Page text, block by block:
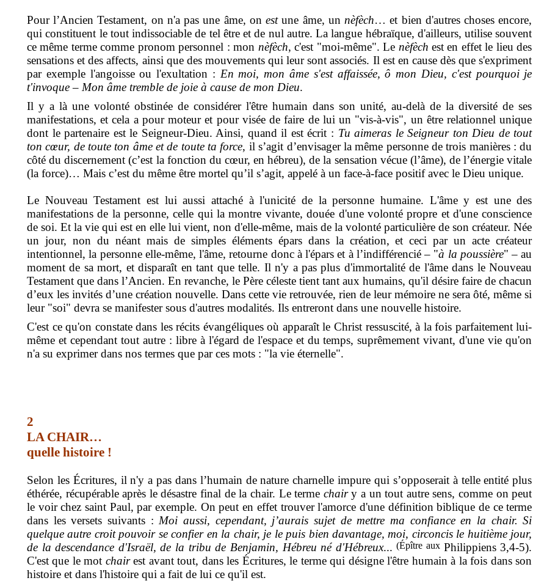
Pour l’Ancien Testament, on n'a pas une âme, onestune âme, un nèfèch… et bien d'autres choses encore,
qui constituent le tout indissociable de tel être et de nul autre. La langue hébraïque, d'ailleurs, utilise souvent
ce même terme comme pronom personnel : mon nèfèch, c'est "moi-même". Le nèfèch est en effet le lieu des
sensations et des affects, ainsi que des mouvements qui leur sont associés. Il est en cause dès que s'expriment
par exemple l'angoisse ou l'exultation : En moi, mon âme s'est affaissée, ô mon Dieu, c'est pourquoi je
t'invoque– Mon âme tremble de joie à cause de mon Dieu.
Il y a là une volonté obstinée de considérer l'être humain dans son unité, au-delà de la diversité de ses
manifestations, et cela a pour moteur et pour visée de faire de lui un "vis-à-vis", un être relationnel unique
dont le partenaire est le Seigneur-Dieu. Ainsi, quand il est écrit : Tu aimeras le Seigneur ton Dieu de tout
ton cœur, de toute ton âme et de toute ta force, il s’agit d’envisager la même personne de trois manières : du
côté du discernement (c’est la fonction du cœur, en hébreu), de la sensation vécue (l’âme), de l’énergie vitale
(la force)… Mais c’est du même être mortel qu’il s’agit, appelé à un face-à-face positif avec le Dieu unique.
Le Nouveau Testament est lui aussi attaché à l'unicité de la personne humaine. L'âme y est une des
manifestations de la personne, celle qui la montre vivante, douée d'une volonté propre et d'une conscience
de soi. Et la vie qui est en elle lui vient, non d'elle-même, mais de la volonté particulière de son créateur. Née
un jour, non du néant mais de simples éléments épars dans la création, et ceci par un acte créateur
intentionnel, la personne elle-même, l'âme, retourne donc à l'épars et à l’indifférencié – "à la poussière" – au
moment de sa mort, et disparaît en tant que telle. Il n'y a pas plus d'immortalité de l'âme dans le Nouveau
Testament que dans l’Ancien. En revanche, le Père céleste tient tant aux humains, qu'il désire faire de chacun
d’eux les invités d’une création nouvelle. Dans cette vie retrouvée, rien de leur mémoire ne sera ôté, même si
leur "soi" devra se manifester sous d'autres modalités. Ils entreront dans une nouvelle histoire.
C'est ce qu'on constate dans les récits évangéliques où apparaît le Christ ressuscité, à la fois parfaitement lui-
même et cependant tout autre : libre à l'égard de l'espace et du temps, suprêmement vivant, d'une vie qu'on
n'a su exprimer dans nos termes que par ces mots : "la vie éternelle".
2
LA CHAIR…
quelle histoire !
Selon les Écritures, il n'y a pas dans l’humain de nature charnelle impure qui s’opposerait à telle entité plus
éthérée, récupérable après le désastre final de la chair. Le terme chairy a un tout autre sens, comme on peut
le voir chez saint Paul, par exemple. On peut en effet trouver l'amorce d'une définition biblique de ce terme
dans les versets suivants : Moi aussi, cependant, j’aurais sujet de mettre ma confiance en la chair. Si
quelque autre croit pouvoir se confier en la chair, je le puis bien davantage, moi, circoncis le huitième jour,
de la descendance d'Israël, de la tribu de Benjamin, Hébreu né d'Hébreux... (Épître aux Philippiens3,4-5).
C'est que le mot chairest avant tout, dans les Écritures, le terme qui désigne l'être humain à la fois dans son
histoire et dans l'histoire qui a fait de lui ce qu'il est.